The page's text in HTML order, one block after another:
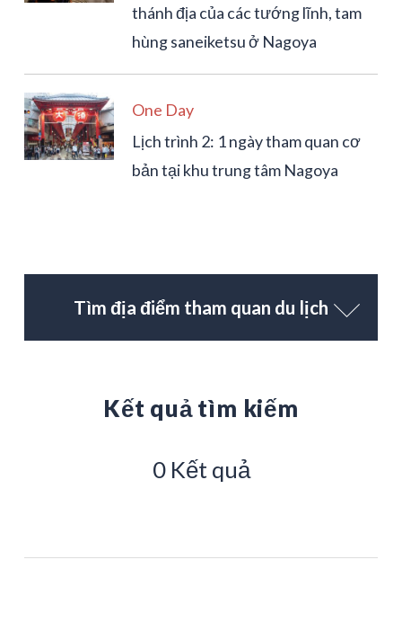
thánh địa của các tướng lĩnh, tam
hùng saneiketsu ở Nagoya
One Day
Lịch trình 2: 1 ngày tham quan cơ
bản tại khu trung tâm Nagoya
Tìm địa điểm tham quan du lịch
Kết quả tìm kiếm
0 Kết quả